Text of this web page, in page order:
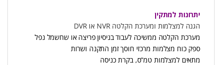
יתרונות למתקין
הגנה למצלמות ומערכת הקלטה NVR או DVR
מערכת הקלטה ממשיכה לעבוד בניסיון פריצה או שחשמל נפל
ספק כוח מצלמות מרכזי חוסך זמן התקנה ושרות
מתאים למצלמות טמ”ס, בקרת כניסה